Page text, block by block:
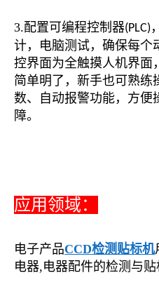
3.配置可编程控制器(PLC)
计，电脑测试，确保每个
控界面为全触摸人机界面
简单明了，新手也可熟练
数、自动报警功能，方便
障。
应用领域：
电子产品CCD检测贴标机
电器,电器配件的检测与贴